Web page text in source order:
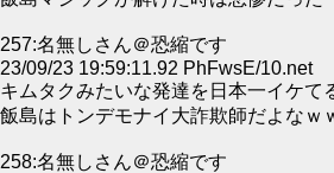
257:名無しさん＠恐縮です
23/09/23 19:59:11.92 PhFwsE/10.net
キムタクみたいな発達を日本一イケて
飯島はトンデモナイ大詐欺師だよなｗ
258:名無しさん＠恐縮です